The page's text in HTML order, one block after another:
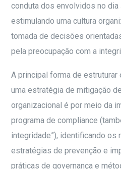
conduta dos envolvidos no
estimulando uma cultura
tomada de decisões
pela preocupação com a
A principal forma de estruturar
uma estratégia de mitigação
organizacional é por meio da
programa de compliance
integridade”), identificando os
estratégias de prevenção e
práticas de governança e